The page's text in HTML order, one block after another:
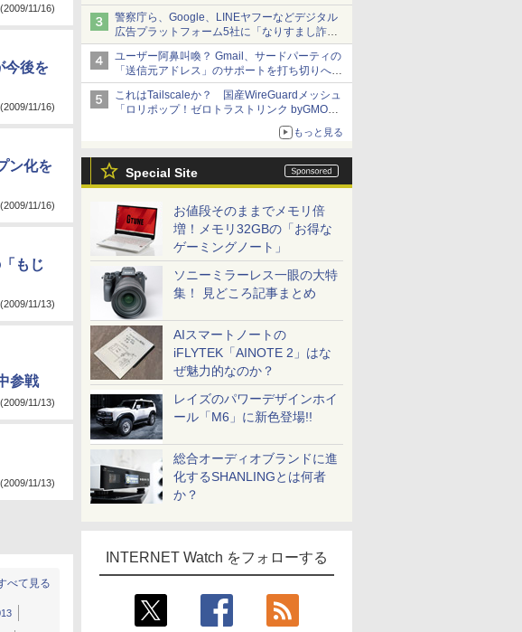
ードバイクにちょうどいい【ぼっち・ざ・ろー
ど！その14】【空いた時間でなにしてる？】
警察庁ら、Google、LINEヤフーなどデジタル
広告プラットフォーム5社に「なりすまし詐欺
広告」対策強化を要請 著名人の写真や映像を
使った投資詐欺などへの対策として
ユーザー阿鼻叫喚？ Gmail、サードパーティの
「送信元アドレス」のサポートを打ち切りへ
【やじうまWatch】
これはTailscaleか？ 国産WireGuardメッシュ
「ロリポップ！ゼロトラストリンク byGMOペ
パボ」を実測で確かめた【イニシャルB】
もっと見る
Special Site
お値段そのままでメモリ倍
増！メモリ32GBの「お得な
ゲーミングノート」
ソニーミラーレス一眼の大特
集！ 見どころ記事まとめ
AIスマートノートの
iFLYTEK「AINOTE 2」はな
ぜ魅力的なのか？
レイズのパワーデザインホイ
ール「M6」に新色登場!!
総合オーディオブランドに進
化するSHANLINGとは何者
か？
INTERNET Watch をフォローする
(2009/11/16)
今後を
(2009/11/16)
ン化を
(2009/11/16)
もじ
(2009/11/13)
参戦
(2009/11/13)
(2009/11/13)
べて見る